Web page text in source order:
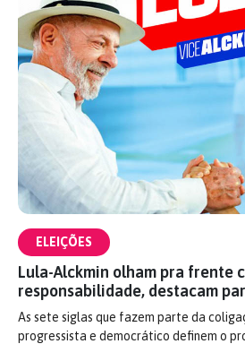
ELEIÇÕES
Lula-Alckmin olham pra frente
responsabilidade, destacam
As sete siglas que fazem parte da
progressista e democrático definem o